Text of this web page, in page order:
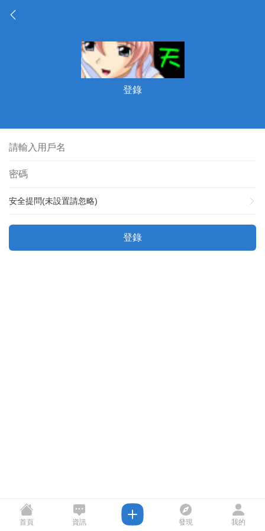
登錄
安全提問(未設置請忽略)
登錄
首頁 資訊 發現 我的